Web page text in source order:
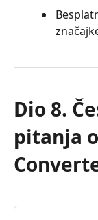
Dio 8.
pitanja